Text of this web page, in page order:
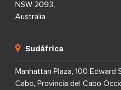
NSW 2093,
Australia
Sudáfrica
Manhattan Plaza, 100 Edward
Cabo, Provincia del Cabo